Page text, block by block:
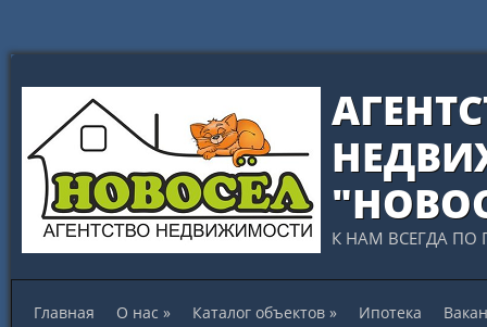
К НАМ ВСЕГДА ПО
Главная О нас » Каталог объектов » Ипотека